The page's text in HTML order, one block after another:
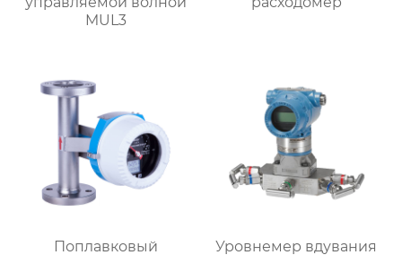
MUL3
Поплавковый Уровнемер вдувания